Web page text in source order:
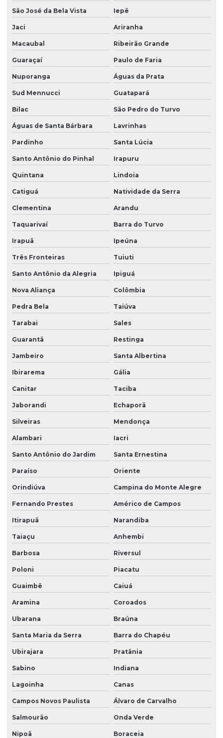
São José da Bela Vista Iepê
Jaci Ariranha
Macaubal Ribeirão Grande
Guaraçaí Paulo de Faria
Nuporanga Águas da Prata
Sud Mennucci Guatapará
Bilac São Pedro do Turvo
Águas de Santa Bárbara Lavrinhas
Pardinho Santa Lúcia
Santo Antônio do Pinhal Irapuru
Quintana Lindoia
Catiguá Natividade da Serra
Clementina Arandu
Taquarivaí Barra do Turvo
Irapuã Ipeúna
Três Fronteiras Tuiuti
Santo Antônio da Alegria Ipiguá
Nova Aliança Colômbia
Pedra Bela Taiúva
Tarabai Sales
Guarantã Restinga
Jambeiro Santa Albertina
Ibirarema Gália
Canitar Taciba
Jaborandi Echaporã
Silveiras Mendonça
Alambari Iacri
Santo Antônio do Jardim Santa Ernestina
Paraíso Oriente
Orindiúva Campina do Monte Alegre
Fernando Prestes Américo de Campos
Itirapuã Narandiba
Taiaçu Anhembi
Barbosa Riversul
Poloni Piacatu
Guaimbê Caiuá
Aramina Coroados
Ubarana Braúna
Santa Maria da Serra Barra do Chapéu
Ubirajara Pratânia
Sabino Indiana
Lagoinha Canas
Campos Novos Paulista Álvaro de Carvalho
Salmourão Onda Verde
Nipoã Boraceia